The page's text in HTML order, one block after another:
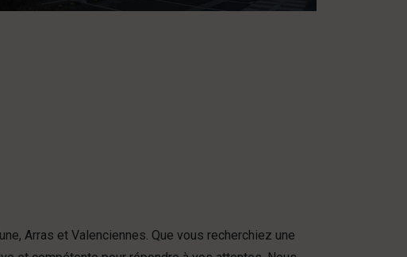
Arras et Valenciennes. Que vous recherchiez une